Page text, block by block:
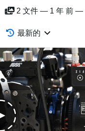
2 文件 — 1 年 前 —
最新的